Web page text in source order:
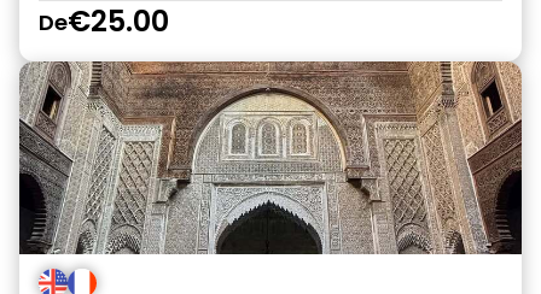
De€25.00